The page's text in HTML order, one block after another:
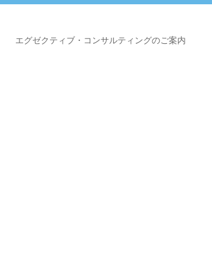
エグゼクティブ・コンサルティングのご案内